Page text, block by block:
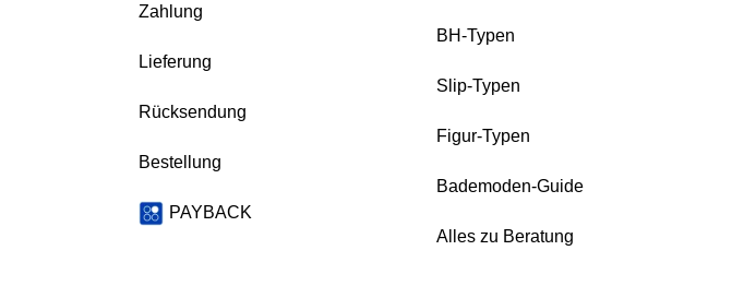
Zahlung
Lieferung
Rücksendung
Bestellung
PAYBACK
BH-Typen
Slip-Typen
Figur-Typen
Bademoden-Guide
Alles zu Beratung